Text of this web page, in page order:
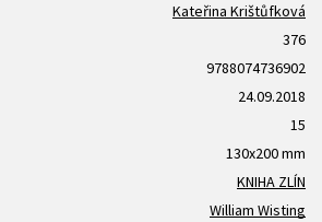
Kateřina Krištůfková
376
9788074736902
24.09.2018
15
130x200 mm
KNIHA ZLÍN
William Wisting